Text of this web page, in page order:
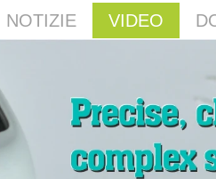
NOTIZIE VIDEO